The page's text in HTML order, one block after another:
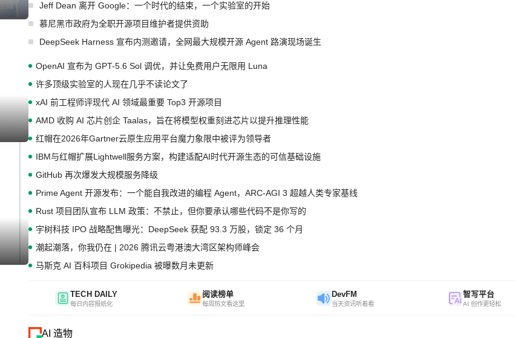
成
Jeff Dean 离开 Google：一个时代的结束，一个实验室的开始
慕尼黑市政府为全职开源项目维护者提供资助
DeepSeek Harness 宣布内测邀请，全网最大规模开源 Agent 路演现场诞生
OpenAI 宣布为 GPT-5.6 Sol 调优，并让免费用户无限用 Luna
许多顶级实验室的人现在几乎不读论文了
xAI 前工程师评现代 AI 领域最重要 Top3 开源项目
AMD 收购 AI 芯片创企 Taalas，旨在将模型权重刻进芯片以提升推理性能
红帽在2026年Gartner云原生应用平台魔力象限中被评为领导者
IBM与红帽扩展Lightwell服务方案，构建适配AI时代开源生态的可信基础设施
GitHub 再次爆发大规模服务降级
Prime Agent 开源发布：一个能自我改进的编程 Agent，ARC-AGI 3 超越人类专家基线
Rust 项目团队宣布 LLM 政策：不禁止，但你要承认哪些代码不是你写的
宇树科技 IPO 战略配售曝光：DeepSeek 获配 93.3 万股，锁定 36 个月
潮起潮落，你我仍在 | 2026 腾讯云粤港澳大湾区架构师峰会
马斯克 AI 百科项目 Grokipedia 被曝数月未更新
TECH DAILY
每日内容报纸化
阅读榜单
每周热文看这里
DevFM
当天资讯听着看
智写平台
AI 创作更轻松
AI 造物